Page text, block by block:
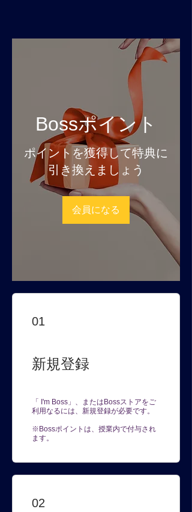
Bossポイント
ポイントを獲得して特典に
引き換えましょう
会員になる
01
新規登録
「 I'm Boss」、またはBossストアをご
利用なるには、新規登録が必要です。
※Bossポイントは、授業内で付与され
ます。
02